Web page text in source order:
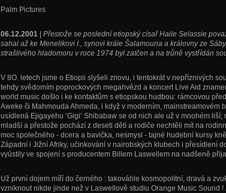
Palm Pictures
06.12.2001| Přestože se poslední etiopský císař Haile Selassie
sahal až ke Menelikovi I., synovi krále Šalamouna a královny ze
strašlivého hladomoru v roce 1974 byl zatčen a na trůně vystřídán
V 8O. letech jsme o Etiopii slyšeli znovu, i tentokrát v nepříznivých
tehdy svědomím poprockových megahvězd a koncert Live Aid
world music došlo i ke kontaktům s etiopskou hudbou: rámcovou
Aweke či Mahmouda Ahmeda, i když v moderním, mainstreamovém
usídlená Ejigayehu ‘Gigi’ Shibabaw se od nich ale už v mnohém
mladší a přestože pochází z deseti dětí a rodiče nechtěli mít na
moc společného - dcera a bavička, nesmysl - tajné hudební kursy
Západní i Jižní Afriky, učinkování v nairobských klubech i přesídlení
vyústily ve spojení s producentem Billem Laswellem na nadšeně
Už první dojem míří do černého : takováhle kosmopolitní, dravá a
vzniknout nikde jinde než v Laswellově studiu Orange Music Sound